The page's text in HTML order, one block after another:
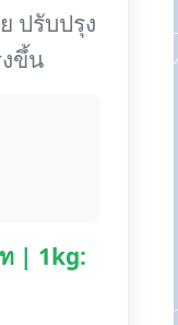
ปรับปรุง
ขึ้น
| 1kg: